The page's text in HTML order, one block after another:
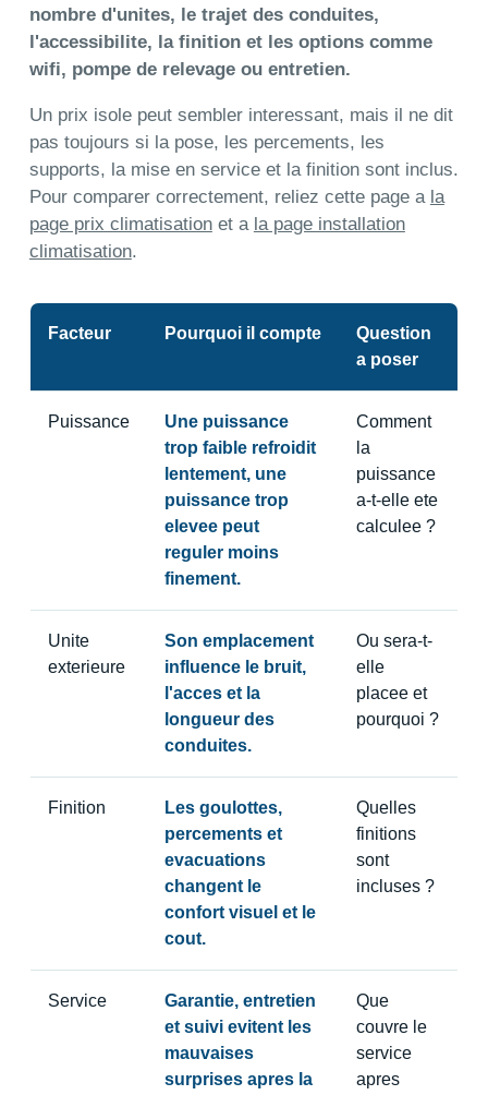
nombre d'unites, le trajet des conduites,
l'accessibilite, la finition et les options comme
wifi, pompe de relevage ou entretien.
Un prix isole peut sembler interessant, mais il ne dit
pas toujours si la pose, les percements, les
supports, la mise en service et la finition sont inclus.
Pour comparer correctement, reliez cette page a la
page prix climatisationet a la page installation
climatisation.
Facteur Pourquoi il compte
Question
a poser
Puissance
Une puissance
trop faible refroidit
lentement, une
puissance trop
elevee peut
reguler moins
finement.
Comment
la
puissance
a-t-elle ete
calculee ?
Unite
exterieure
Son emplacement
influence le bruit,
l'acces et la
longueur des
conduites.
Ou sera-t-
elle
placee et
pourquoi ?
Finition
Les goulottes,
percements et
evacuations
changent le
confort visuel et le
cout.
Quelles
finitions
sont
incluses ?
Service
Garantie, entretien
et suivi evitent les
mauvaises
surprises apres la
Que
couvre le
service
apres